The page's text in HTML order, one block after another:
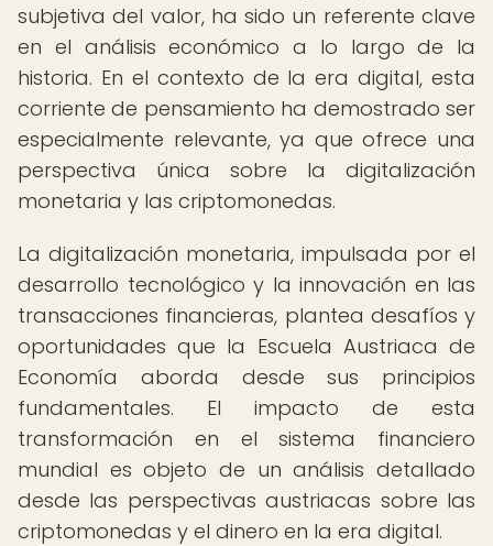
subjetiva del valor, ha sido un referente clave
en el análisis económico a lo largo de la
historia. En el contexto de la era digital, esta
corriente de pensamiento ha demostrado ser
especialmente relevante, ya que ofrece una
perspectiva única sobre la digitalización
monetaria y las criptomonedas.
La digitalización monetaria, impulsada por el
desarrollo tecnológico y la innovación en las
transacciones financieras, plantea desafíos y
oportunidades que la Escuela Austriaca de
Economía aborda desde sus principios
fundamentales. El impacto de esta
transformación en el sistema financiero
mundial es objeto de un análisis detallado
desde las perspectivas austriacas sobre las
criptomonedas y el dinero en la era digital.